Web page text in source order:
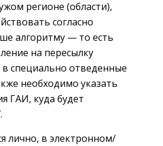
регионе (области),
согласно
алгоритму — то есть
на пересылку
в специально отведенные
необходимо указать
ГАИ, куда будет
лично, в электронном/